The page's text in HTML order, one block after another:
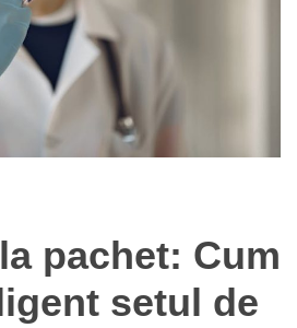
pachet: Cum
setul de